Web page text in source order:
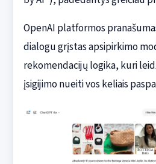
OpenAI platformos
dialogu grįstas apsipirkimo
rekomendacijų logika, kuri
įsigijimo nueiti vos keliais